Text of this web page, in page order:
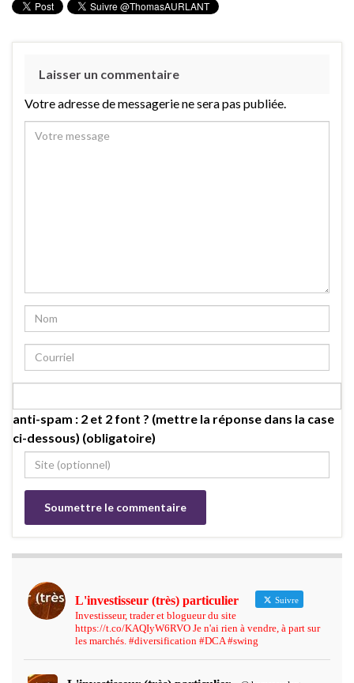
Laisser un commentaire
Votre adresse de messagerie ne sera pas publiée.
anti-spam : 2 et 2 font ? (mettre la réponse dans la case
ci-dessous) (obligatoire)
L'investisseur (très) particulier Suivre
Investisseur, trader et blogueur du site
https://t.co/KAQIyW6RVO Je n'ai rien à vendre, à part sur
les marchés. #diversification #DCA #swing